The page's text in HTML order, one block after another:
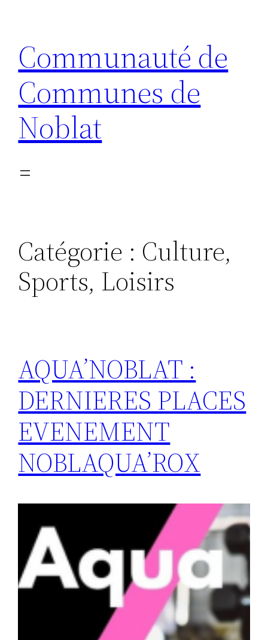
Communauté de
Communes de
Noblat
Catégorie : Culture,
Sports, Loisirs
AQUA’NOBLAT :
DERNIERES PLACES
EVENEMENT
NOBLAQUA’ROX